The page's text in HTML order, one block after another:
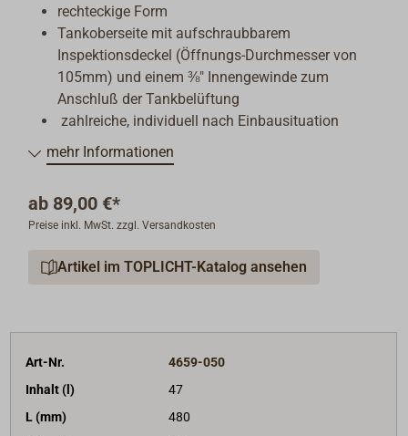
rechteckige Form
Tankoberseite mit aufschraubbarem
Inspektionsdeckel (Öffnungs-Durchmesser von
105mm) und einem ⅜" Innengewinde zum
Anschluß der Tankbelüftung
zahlreiche, individuell nach Einbausituation
nutzbare Blindstutzen mit Innengewinde die für
den Anschluss der Befüllungs und
- 4 Blindstutzen 1½" Innengewinde, jeweils 2 auf
jeder Stirnseite
jeder Stirnseite
mehr Informationen
ab 89,00 €*
Preise inkl. MwSt. zzgl. Versandkosten
Artikel im TOPLICHT-Katalog ansehen
Art-Nr.
4659-050
Inhalt (l)
47
L (mm)
480